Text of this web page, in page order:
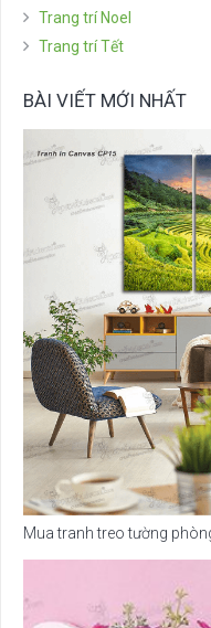
Trang trí Noel
Trang trí Tết
BÀI VIẾT MỚI NHẤT
Mua tranh treo tường